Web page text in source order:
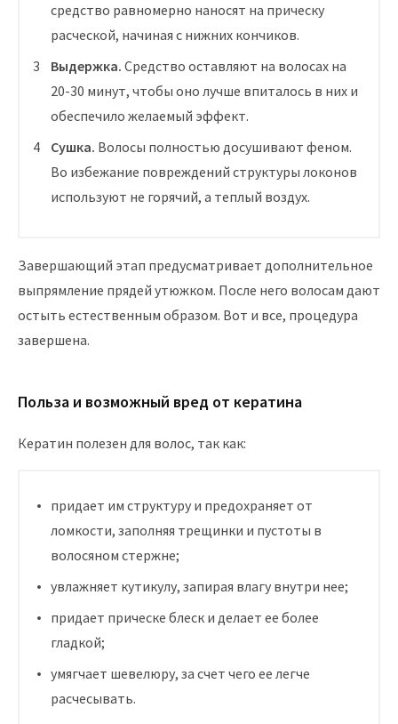
средство равномерно наносят на прическу
расческой, начиная с нижних кончиков.
Выдержка. Средство оставляют на волосах на
20-30 минут, чтобы оно лучше впиталось в них и
обеспечило желаемый эффект.
Сушка. Волосы полностью досушивают феном.
Во избежание повреждений структуры локонов
используют не горячий, а теплый воздух.
Завершающий этап предусматривает дополнительное
выпрямление прядей утюжком. После него волосам дают
остыть естественным образом. Вот и все, процедура
завершена.
Польза и возможный вред от кератина
Кератин полезен для волос, так как:
придает им структуру и предохраняет от
ломкости, заполняя трещинки и пустоты в
волосяном стержне;
увлажняет кутикулу, запирая влагу внутри нее;
придает прическе блеск и делает ее более
гладкой;
умягчает шевелюру, за счет чего ее легче
расчесывать.